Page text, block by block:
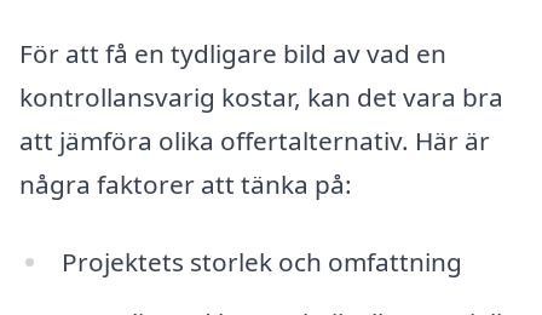
För att få en tydligare bild av vad en
kontrollansvarig kostar, kan det vara bra
att jämföra olika offertalternativ. Här är
några faktorer att tänka på:
Projektets storlek och omfattning